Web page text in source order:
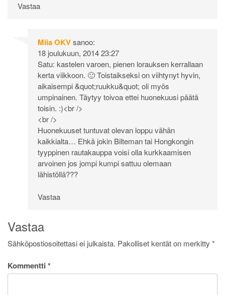
Vastaa
Miia OKVsanoo:
18 joulukuun, 2014 23:27
Satu: kastelen varoen, pienen lorauksen kerrallaan
kerta viikkoon. 🙂 Toistaikseksi on viihtynyt hyvin,
aikaisempi &quot;ruukku&quot; oli myös
umpinainen. Täytyy toivoa ettei huonekuusi päätä
toisin. :)<br />
<br />
Huonekuuset tuntuvat olevan loppu vähän
kaikkialta… Ehkä jokin Bilteman tai Hongkongin
tyyppinen rautakauppa voisi olla kurkkaamisen
arvoinen jos jompi kumpi sattuu olemaan
lähistöllä???
Vastaa
Vastaa
Sähköpostiosoitettasi ei julkaista. Pakolliset kentät on merkitty *
Kommentti *